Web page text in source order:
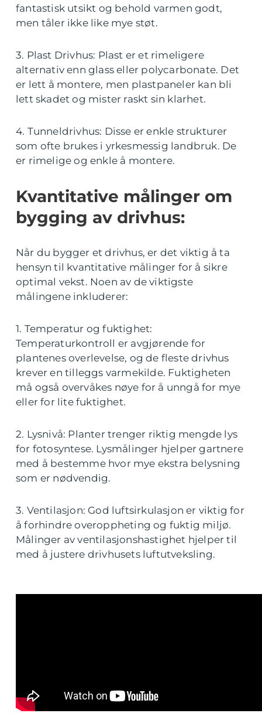
fantastisk utsikt og behold varmen godt,
men tåler ikke like mye støt.
3. Plast Drivhus: Plast er et rimeligere
alternativ enn glass eller polycarbonate. Det
er lett å montere, men plastpaneler kan bli
lett skadet og mister raskt sin klarhet.
4. Tunneldrivhus: Disse er enkle strukturer
som ofte brukes i yrkesmessig landbruk. De
er rimelige og enkle å montere.
Kvantitative målinger om
bygging av drivhus:
Når du bygger et drivhus, er det viktig å ta
hensyn til kvantitative målinger for å sikre
optimal vekst. Noen av de viktigste
målingene inkluderer:
1. Temperatur og fuktighet:
Temperaturkontroll er avgjørende for
plantenes overlevelse, og de fleste drivhus
krever en tilleggs varmekilde. Fuktigheten
må også overvåkes nøye for å unngå for mye
eller for lite fuktighet.
2. Lysnivå: Planter trenger riktig mengde lys
for fotosyntese. Lysmålinger hjelper gartnere
med å bestemme hvor mye ekstra belysning
som er nødvendig.
3. Ventilasjon: God luftsirkulasjon er viktig for
å forhindre overoppheting og fuktig miljø.
Målinger av ventilasjonshastighet hjelper til
med å justere drivhusets luftutveksling.